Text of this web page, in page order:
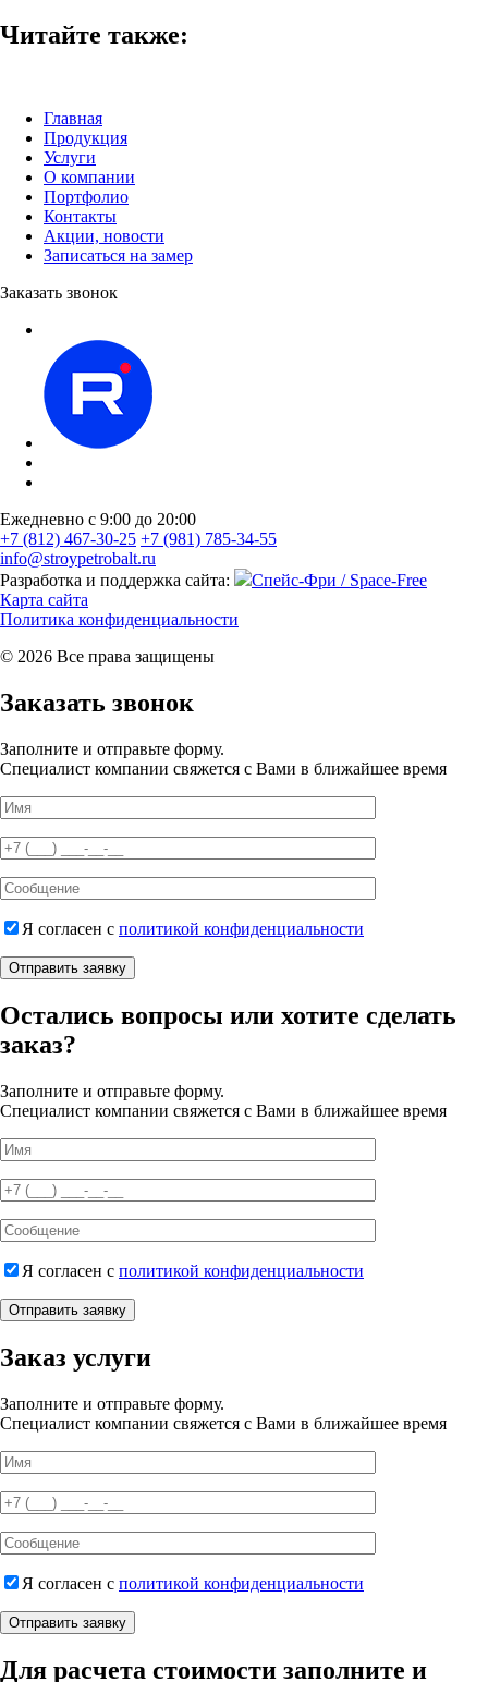
Читайте также:
Главная
Продукция
Услуги
О компании
Портфолио
Контакты
Акции, новости
Записаться на замер
Заказать звонок
Ежедневно с 9:00 до 20:00
+7 (812) 467-30-25 +7 (981) 785-34-55
info@stroypetrobalt.ru
Разработка и поддержка сайта:
Спейс-Фри / Space-Free
Карта сайта
Политика конфиденциальности
© 2026 Все права защищены
Заказать звонок
Заполните и отправьте форму.
Специалист компании свяжется с Вами в ближайшее время
Я согласен с политикой конфиденциальности
Отправить заявку
Остались вопросы или хотите сделать
заказ?
Заполните и отправьте форму.
Специалист компании свяжется с Вами в ближайшее время
Я согласен с политикой конфиденциальности
Отправить заявку
Заказ услуги
Заполните и отправьте форму.
Специалист компании свяжется с Вами в ближайшее время
Я согласен с политикой конфиденциальности
Отправить заявку
Для расчета стоимости заполните и